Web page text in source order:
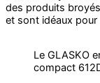
des produits
et sont idéaux
Le GLASKO
compact